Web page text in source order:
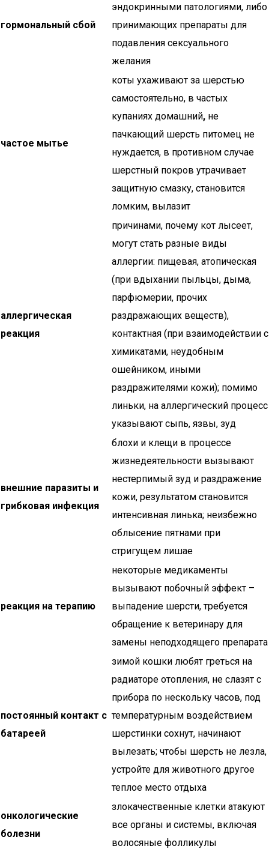
гормональный сбой
эндокринными патологиями, либо
принимающих препараты для
подавления сексуального
желания
частое мытье
коты ухаживают за шерстью
самостоятельно, в частых
купаниях домашний, не
пачкающий шерсть питомец не
нуждается, в противном случае
шерстный покров утрачивает
защитную смазку, становится
ломким, вылазит
аллергическая
реакция
причинами, почему кот лысеет,
могут стать разные виды
аллергии: пищевая, атопическая
(при вдыхании пыльцы, дыма,
парфюмерии, прочих
раздражающих веществ),
контактная (при взаимодействии с
химикатами, неудобным
ошейником, иными
раздражителями кожи); помимо
линьки, на аллергический процесс
указывают сыпь, язвы, зуд
внешние паразиты и
грибковая инфекция
блохи и клещи в процессе
жизнедеятельности вызывают
нестерпимый зуд и раздражение
кожи, результатом становится
интенсивная линька; неизбежно
облысение пятнами при
стригущем лишае
реакция на терапию
некоторые медикаменты
вызывают побочный эффект –
выпадение шерсти, требуется
обращение к ветеринару для
замены неподходящего препарата
постоянный контакт с
батареей
зимой кошки любят греться на
радиаторе отопления, не слазят с
прибора по нескольку часов, под
температурным воздействием
шерстинки сохнут, начинают
вылезать; чтобы шерсть не лезла,
устройте для животного другое
теплое место отдыха
онкологические
болезни
злокачественные клетки атакуют
все органы и системы, включая
волосяные фолликулы